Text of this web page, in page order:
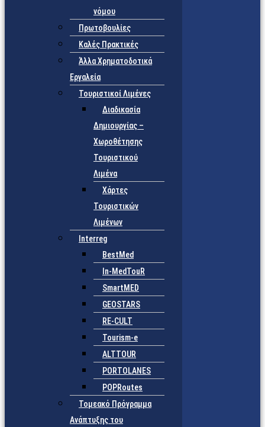
νόμου
Πρωτοβουλίες
Καλές Πρακτικές
Άλλα Χρηματοδοτικά
Εργαλεία
Τουριστικοί Λιμένες
Διαδικασία
Δημιουργίας –
Χωροθέτησης
Τουριστικού
Λιμένα
Χάρτες
Τουριστικών
Λιμένων
Interreg
BestMed
In-MedTouR
SmartMED
GEOSTARS
RE-CULT
Tourism-e
ALTTOUR
PORTOLANES
POPRoutes
Τομεακό Πρόγραμμα
Ανάπτυξης του